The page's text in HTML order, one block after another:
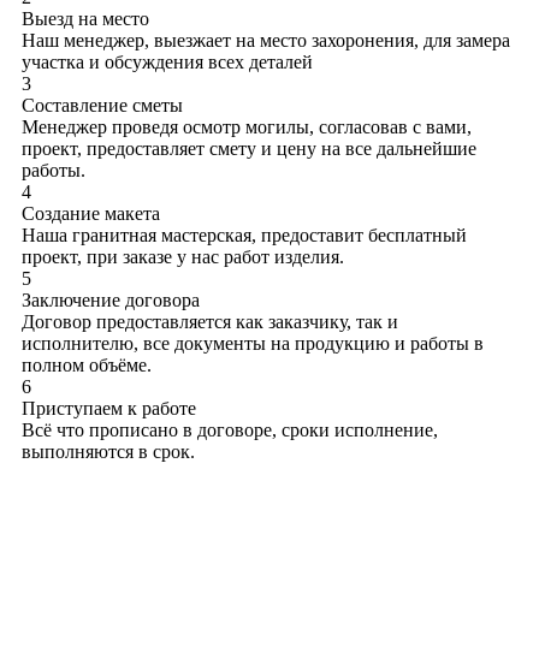
Выезд на место
Наш менеджер, выезжает на место захоронения, для замера
участка и обсуждения всех деталей
3
Составление сметы
Менеджер проведя осмотр могилы, согласовав с вами,
проект, предоставляет смету и цену на все дальнейшие
работы.
4
Создание макета
Наша гранитная мастерская, предоставит бесплатный
проект, при заказе у нас работ изделия.
5
Заключение договора
Договор предоставляется как заказчику, так и
исполнителю, все документы на продукцию и работы в
полном объёме.
6
Приступаем к работе
Всё что прописано в договоре, сроки исполнение,
выполняются в срок.